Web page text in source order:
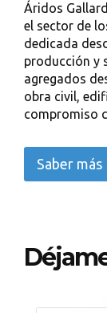
Áridos
el sector de
dedicada
producción y
agregados
obra civil,
compromiso
Saber más